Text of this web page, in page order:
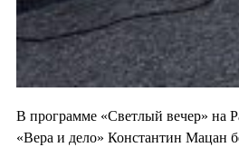
В программе «Светлый вечер» на
«Вера и дело» Константин Мацан